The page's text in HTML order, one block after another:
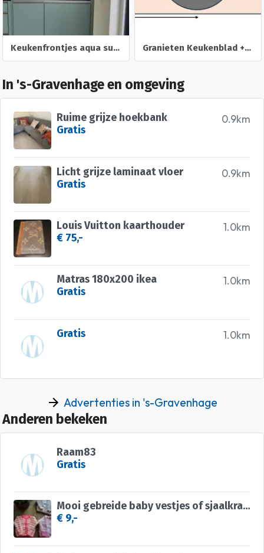
Keukenfrontjes aqua supermat laklaminaat Keukensale Granieten Keukenblad + Wasbak (al gedemonteerd)
In 's-Gravenhage en omgeving
0.9km
Ruime grijze hoekbank
Gratis
0.9km
Licht grijze laminaat vloer
Gratis
1.0km
Louis Vuitton kaarthouder
€ 75,-
1.0km
Matras 180x200 ikea
Gratis
1.0km
Gratis
Advertenties in 's-Gravenhage
Anderen bekeken
Raam83
Gratis
Mooi gebreide baby vestjes of sjaalkraagtruitje
€ 9,-